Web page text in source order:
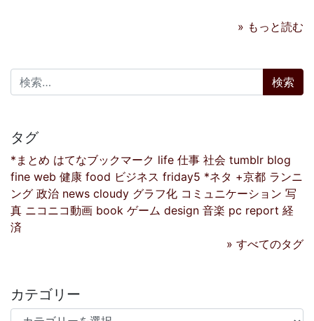
» もっと読む
検索:
タグ
*まとめ はてなブックマーク life 仕事 社会 tumblr blog
fine web 健康 food ビジネス friday5 *ネタ +京都 ランニ
ング 政治 news cloudy グラフ化 コミュニケーション 写
真 ニコニコ動画 book ゲーム design 音楽 pc report 経
済
» すべてのタグ
カテゴリー
カテゴリー